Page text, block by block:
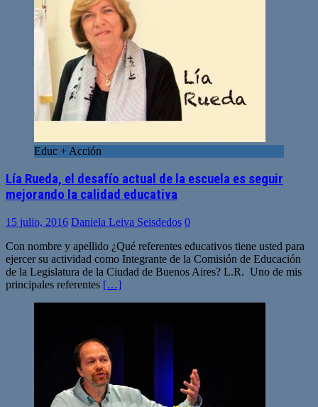
Educ + Acción
Lía Rueda, el desafío actual de la escuela es seguir
mejorando la calidad educativa
15 julio, 2016 Daniela Leiva Seisdedos 0
Con nombre y apellido ¿Qué referentes educativos tiene usted para
ejercer su actividad como Integrante de la Comisión de Educación
de la Legislatura de la Ciudad de Buenos Aires? L.R. Uno de mis
principales referentes […]